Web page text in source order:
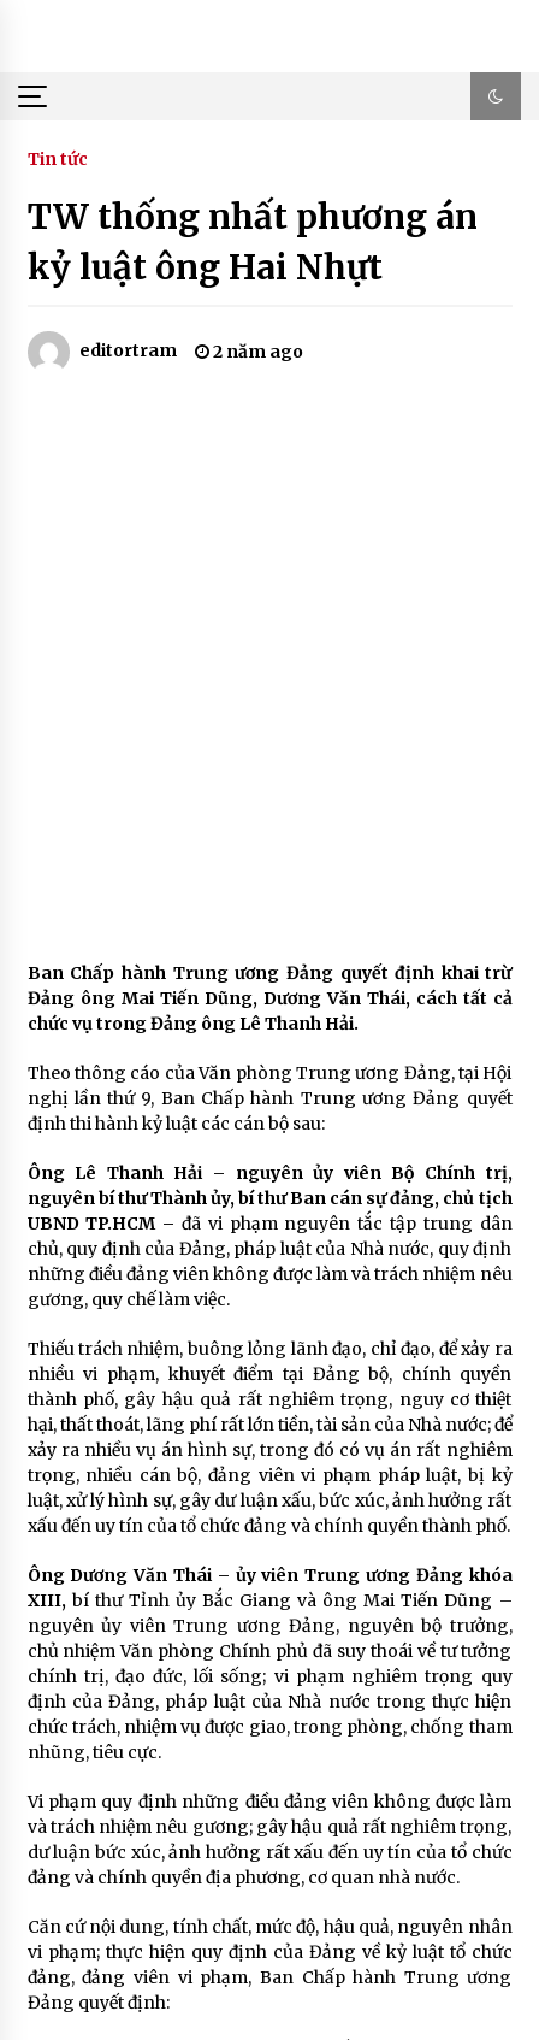
Tin tức
TW thống nhất phương án
kỷ luật ông Hai Nhựt
editortram 2 năm ago
Ban Chấp hành Trung ương Đảng quyết định khai trừ
Đảng ông Mai Tiến Dũng, Dương Văn Thái, cách tất cả
chức vụ trong Đảng ông Lê Thanh Hải.
Theo thông cáo của Văn phòng Trung ương Đảng, tại Hội
nghị lần thứ 9, Ban Chấp hành Trung ương Đảng quyết
định thi hành kỷ luật các cán bộ sau:
Ông Lê Thanh Hải – nguyên ủy viên Bộ Chính trị,
nguyên bí thư Thành ủy, bí thư Ban cán sự đảng, chủ tịch
UBND TP.HCM – đã vi phạm nguyên tắc tập trung dân
chủ, quy định của Đảng, pháp luật của Nhà nước, quy định
những điều đảng viên không được làm và trách nhiệm nêu
gương, quy chế làm việc.
Thiếu trách nhiệm, buông lỏng lãnh đạo, chỉ đạo, để xảy ra
nhiều vi phạm, khuyết điểm tại Đảng bộ, chính quyền
thành phố, gây hậu quả rất nghiêm trọng, nguy cơ thiệt
hại, thất thoát, lãng phí rất lớn tiền, tài sản của Nhà nước; để
xảy ra nhiều vụ án hình sự, trong đó có vụ án rất nghiêm
trọng, nhiều cán bộ, đảng viên vi phạm pháp luật, bị kỷ
luật, xử lý hình sự, gây dư luận xấu, bức xúc, ảnh hưởng rất
xấu đến uy tín của tổ chức đảng và chính quyền thành phố.
Ông Dương Văn Thái – ủy viên Trung ương Đảng khóa
XIII,bí thư Tỉnh ủy Bắc Giang và ông Mai Tiến Dũng –
nguyên ủy viên Trung ương Đảng, nguyên bộ trưởng,
chủ nhiệm Văn phòng Chính phủ đã suy thoái về tư tưởng
chính trị, đạo đức, lối sống; vi phạm nghiêm trọng quy
định của Đảng, pháp luật của Nhà nước trong thực hiện
chức trách, nhiệm vụ được giao, trong phòng, chống tham
nhũng, tiêu cực.
Vi phạm quy định những điều đảng viên không được làm
và trách nhiệm nêu gương; gây hậu quả rất nghiêm trọng,
dư luận bức xúc, ảnh hưởng rất xấu đến uy tín của tổ chức
đảng và chính quyền địa phương, cơ quan nhà nước.
Căn cứ nội dung, tính chất, mức độ, hậu quả, nguyên nhân
vi phạm; thực hiện quy định của Đảng về kỷ luật tổ chức
đảng, đảng viên vi phạm, Ban Chấp hành Trung ương
Đảng quyết định: